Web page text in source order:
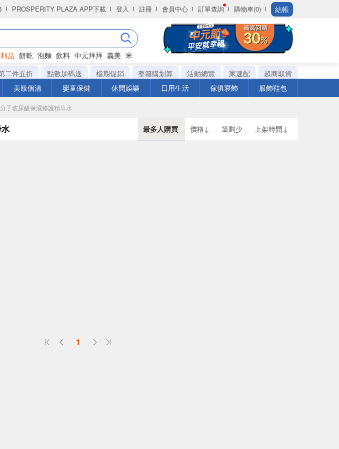
PROSPERITY PLAZA APP下載 登入 註冊 會員中心 訂單查詢 購物車(0) 結帳
品 餅乾 泡麵 飲料 中元拜拜 義美 米
二件五折 點數加碼送 檔期促銷 整箱購划算 活動總覽 家速配
超商取貨
美妝個清 嬰童保健 休閒娛樂 日用生活 傢俱寢飾 服飾鞋包
子玻尿酸保濕修護精華水
最多人購買 價格↓ 筆劃少 上架時間↓
1